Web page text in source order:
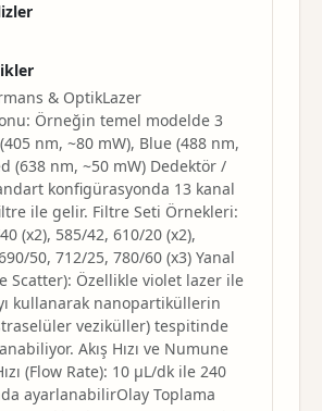
& OptikLazer
Örneğin temel modelde 3
nm, ~80 mW), Blue (488 nm,
(638 nm, ~50 mW) Dedektör /
konfigürasyonda 13 kanal
ile gelir. Filtre Seti Örnekleri:
(x2), 585/42, 610/20 (x2),
50, 712/25, 780/60 (x3) Yanal
Scatter): Özellikle violet lazer ile
kullanarak nanopartiküllerin
veziküller) tespitinde
Akış Hızı ve Numune
(Flow Rate): 10 µL/dk ile 240
ayarlanabilirOlay Toplama